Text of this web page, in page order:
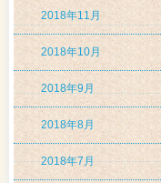
2018年11月
2018年10月
2018年9月
2018年8月
2018年7月